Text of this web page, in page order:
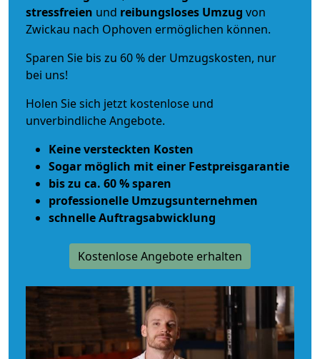
stressfreien und reibungsloses Umzug von
Zwickau nach Ophoven ermöglichen können.
Sparen Sie bis zu 60 % der Umzugskosten, nur
bei uns!
Holen Sie sich jetzt kostenlose und
unverbindliche Angebote.
Keine versteckten Kosten
Sogar möglich mit einer Festpreisgarantie
bis zu ca. 60 % sparen
professionelle Umzugsunternehmen
schnelle Auftragsabwicklung
Kostenlose Angebote erhalten